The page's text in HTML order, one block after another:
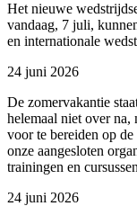
Het nieuwe
vandaag, 7 juli,
en internationale
24 juni 2026
De zomervakantie
helemaal niet over
voor te bereiden op
onze aangesloten
trainingen en
24 juni 2026